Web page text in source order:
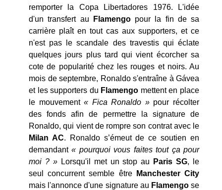
remporter la Copa Libertadores 1976. L'idée
d'un transfert au
Flamengopour la fin de sa
carrière plaît en tout cas aux supporters, et ce
n'est pas le scandale des travestis qui éclate
quelques jours plus tard qui vient écorcher sa
cote de popularité chez les rouges et noirs. Au
mois de septembre, Ronaldo s'entraîne à Gávea
et les supporters du Flamengo mettent en place
le mouvement« Fica Ronaldo »pour récolter
des fonds afin de permettre la signature de
Ronaldo, qui vient de rompre son contrat avec le
Milan AC. Ronaldo s’émeut de ce soutien en
demandant« pourquoi vous faites tout ça pour
moi ? »Lorsqu'il met un stop au Paris SG, le
seul concurrent semble être
Manchester City
mais l'annonce d'une signature au Flamengose